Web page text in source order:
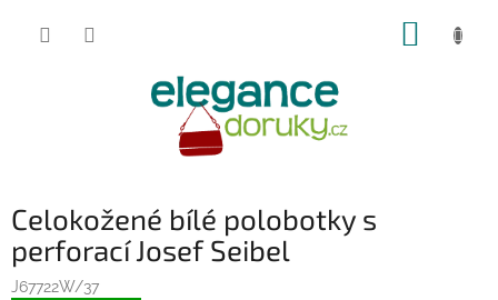
Celokožené bílé polobotky s
perforací Josef Seibel
J67722W/37